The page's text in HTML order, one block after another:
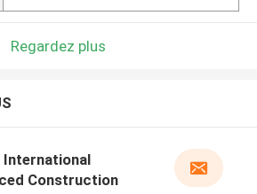
Regardez plus
International
Construction